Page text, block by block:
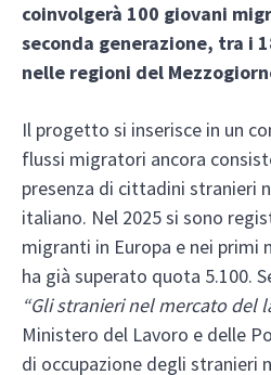
coinvolgerà 100 giovani
seconda generazione, tra i
nelle regioni del
Il progetto si inserisce in un
flussi migratori ancora
presenza di cittadini stranieri
italiano. Nel 2025 si sono
migranti in Europa e nei primi
ha già superato quota 5.100.
“Gli stranieri nel mercato del
Ministero del Lavoro e delle
di occupazione degli stranieri